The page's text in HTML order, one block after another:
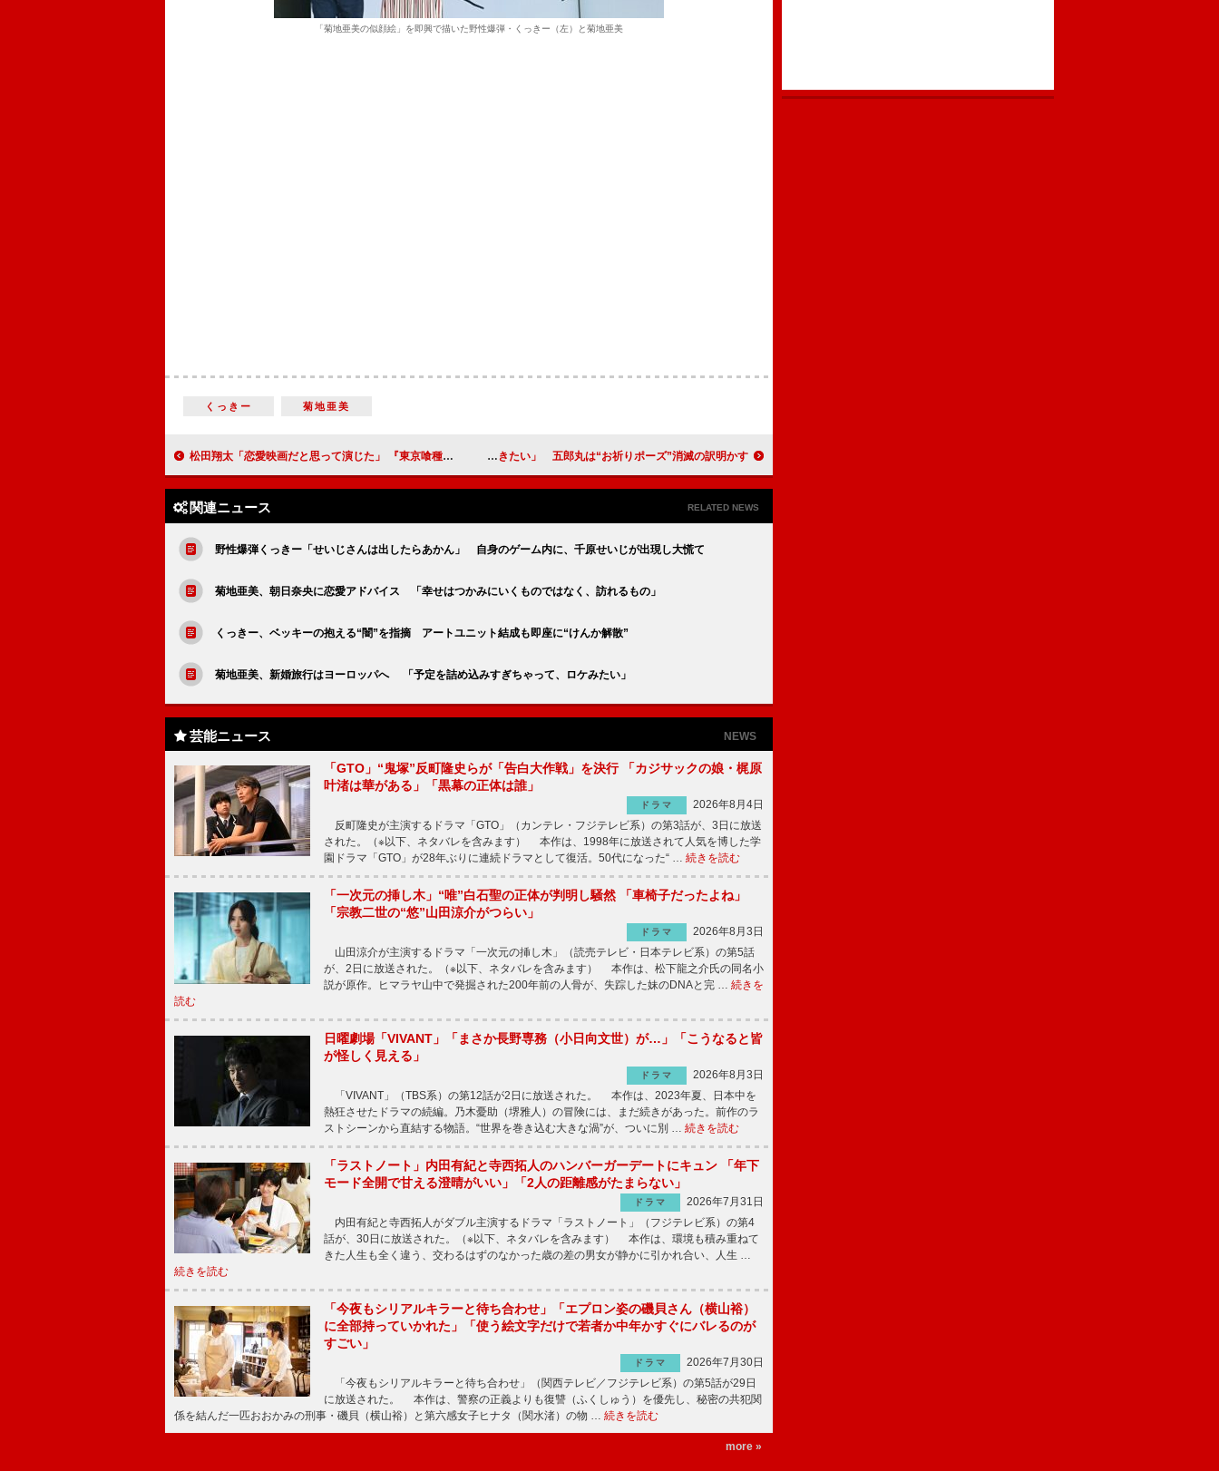
「菊地亜美の似顔絵」を即興で描いた野性爆弾・くっきー（左）と菊地亜美
くっきー 菊地亜美
松田翔太「恋愛映画だと思って演じた」 『東京喰種』で史上最強の変態キャラ演じる 櫻井翔、ラグビーＷ杯「盛り上げていきたい」 五郎丸は“お祈りポーズ”消滅の訳明かす
関連ニュース RELATED NEWS
野性爆弾くっきー「せいじさんは出したらあかん」 自身のゲーム内に、千原せいじが出現し大慌て
菊地亜美、朝日奈央に恋愛アドバイス 「幸せはつかみにいくものではなく、訪れるもの」
くっきー、ベッキーの抱える“闇”を指摘 アートユニット結成も即座に“けんか解散”
菊地亜美、新婚旅行はヨーロッパへ 「予定を詰め込みすぎちゃって、ロケみたい」
芸能ニュース NEWS
「GTO」“鬼塚”反町隆史らが「告白大作戦」を決行 「カジサックの娘・梶原
叶渚は華がある」「黒幕の正体は誰」
ドラマ
2026年8月4日
反町隆史が主演するドラマ「GTO」（カンテレ・フジテレビ系）の第3話が、3日に放送
された。（※以下、ネタバレを含みます） 本作は、1998年に放送されて人気を博した学
園ドラマ「GTO」が28年ぶりに連続ドラマとして復活。50代になった“ … 続きを読む
「一次元の挿し木」“唯”白石聖の正体が判明し騒然 「車椅子だったよね」
「宗教二世の“悠”山田涼介がつらい」
ドラマ
2026年8月3日
山田涼介が主演するドラマ「一次元の挿し木」（読売テレビ・日本テレビ系）の第5話
が、2日に放送された。（※以下、ネタバレを含みます） 本作は、松下龍之介氏の同名小
説が原作。ヒマラヤ山中で発掘された200年前の人骨が、失踪した妹のDNAと完 … 続きを
読む
日曜劇場「VIVANT」「まさか長野専務（小日向文世）が…」「こうなると皆
が怪しく見える」
ドラマ
2026年8月3日
「VIVANT」（TBS系）の第12話が2日に放送された。 本作は、2023年夏、日本中を
熱狂させたドラマの続編。乃木憂助（堺雅人）の冒険には、まだ続きがあった。前作のラ
ストシーンから直結する物語。“世界を巻き込む大きな渦”が、ついに別 … 続きを読む
「ラストノート」内田有紀と寺西拓人のハンバーガーデートにキュン 「年下
モード全開で甘える澄晴がいい」「2人の距離感がたまらない」
ドラマ
2026年7月31日
内田有紀と寺西拓人がダブル主演するドラマ「ラストノート」（フジテレビ系）の第4
話が、30日に放送された。（※以下、ネタバレを含みます） 本作は、環境も積み重ねて
きた人生も全く違う、交わるはずのなかった歳の差の男女が静かに引かれ合い、人生 …
続きを読む
「今夜もシリアルキラーと待ち合わせ」「エプロン姿の磯貝さん（横山裕）
に全部持っていかれた」「使う絵文字だけで若者か中年かすぐにバレるのが
すごい」
ドラマ
2026年7月30日
「今夜もシリアルキラーと待ち合わせ」（関西テレビ／フジテレビ系）の第5話が29日
に放送された。 本作は、警察の正義よりも復讐（ふくしゅう）を優先し、秘密の共犯関
係を結んだ一匹おおかみの刑事・磯貝（横山裕）と第六感女子ヒナタ（関水渚）の物 … 続きを読む
more »